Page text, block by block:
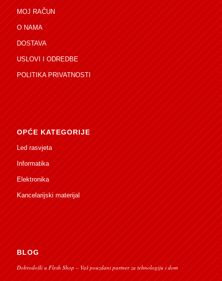
MOJ RAČUN
O NAMA
DOSTAVA
USLOVI I ODREDBE
POLITIKA PRIVATNOSTI
OPĆE KATEGORIJE
Led rasvjeta
Informatika
Elektronika
Kancelarijski materijal
BLOG
Dobrodošli u Flesh Shop – Vaš pouzdani partner za tehnologiju i dom